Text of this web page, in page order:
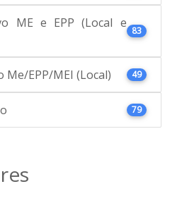
ME e EPP (Local e
83
Me/EPP/MEI (Local) 49
79